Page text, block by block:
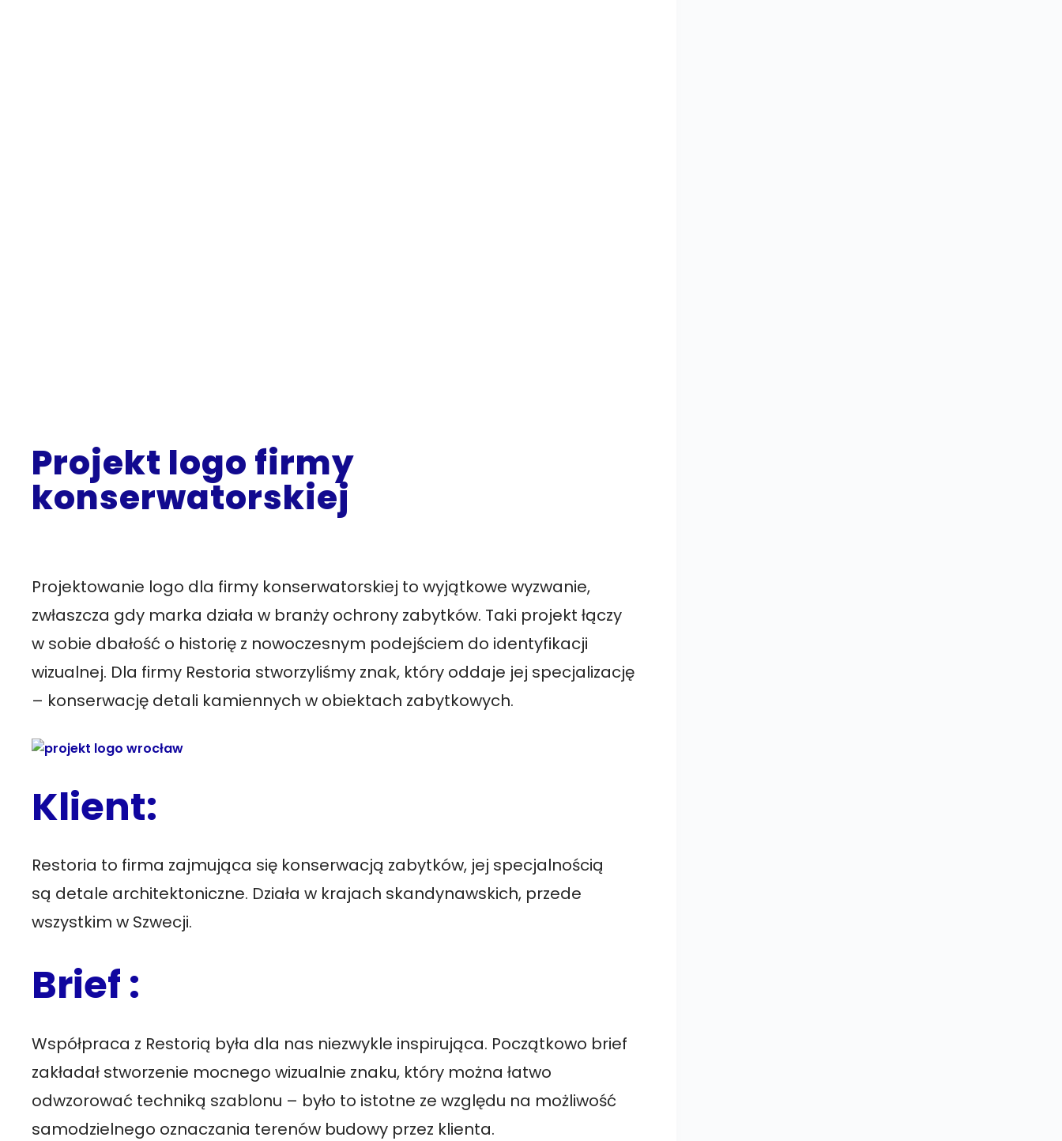
Projekt logo firmy
konserwatorskiej
Projektowanie logo dla firmy konserwatorskiej to wyjątkowe wyzwanie,
zwłaszcza gdy marka działa w branży ochrony zabytków. Taki projekt łączy
w sobie dbałość o historię z nowoczesnym podejściem do identyfikacji
wizualnej. Dla firmy Restoria stworzyliśmy znak, który oddaje jej specjalizację
– konserwację detali kamiennych w obiektach zabytkowych.
Klient:
Restoria to firma zajmująca się konserwacją zabytków, jej specjalnością
są detale architektoniczne. Działa w krajach skandynawskich, przede
wszystkim w Szwecji.
Brief :
Współpraca z Restorią była dla nas niezwykle inspirująca. Początkowo brief
zakładał stworzenie mocnego wizualnie znaku, który można łatwo
odwzorować techniką szablonu – było to istotne ze względu na możliwość
samodzielnego oznaczania terenów budowy przez klienta.